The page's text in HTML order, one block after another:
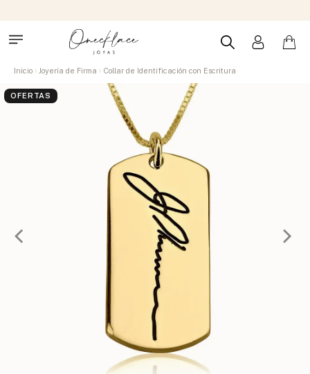
Inicio Joyería de Firma Collar de Identificación con Escritura
OFERTAS